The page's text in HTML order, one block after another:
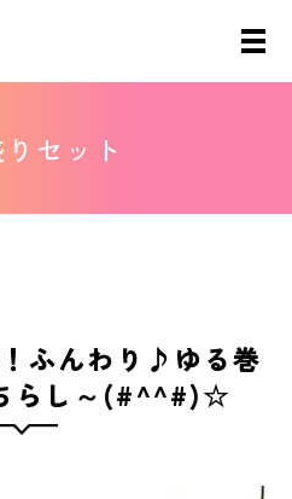
セット
ふんわり♪ゆる巻
らし～(#^^#)☆